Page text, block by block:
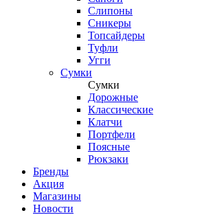
Слипоны
Сникеры
Топсайдеры
Туфли
Угги
Сумки
Сумки
Дорожные
Классические
Клатчи
Портфели
Поясные
Рюкзаки
Бренды
Акция
Магазины
Новости